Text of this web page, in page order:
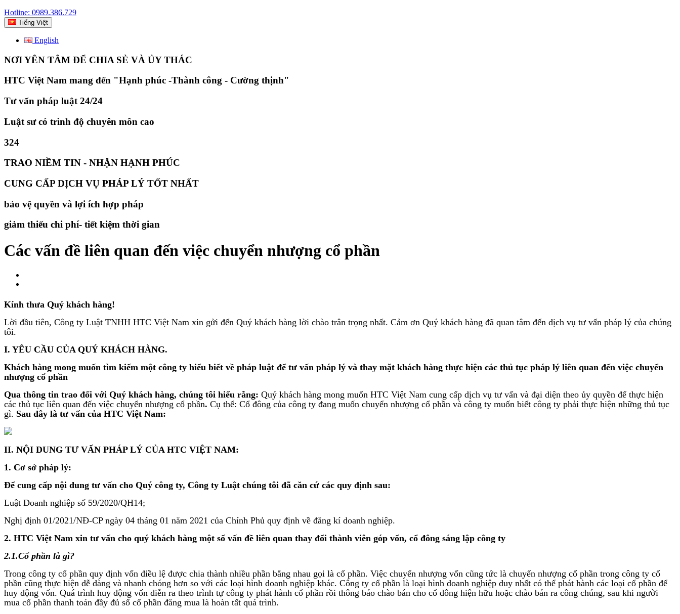
Hotline: 0989.386.729
Tiếng Việt
English
NƠI YÊN TÂM ĐỂ CHIA SẺ VÀ ỦY THÁC
HTC Việt Nam mang đến "Hạnh phúc -Thành công - Cường thịnh"
Tư vấn pháp luật 24/24
Luật sư có trình độ chuyên môn cao
324
TRAO NIỀM TIN - NHẬN HẠNH PHÚC
CUNG CẤP DỊCH VỤ PHÁP LÝ TỐT NHẤT
bảo vệ quyền và lợi ích hợp pháp
giảm thiếu chi phí- tiết kiệm thời gian
Các vấn đề liên quan đến việc chuyển nhượng cổ phần
Kính thưa Quý khách hàng!
Lời đầu tiên, Công ty Luật TNHH HTC Việt Nam xin gửi đến Quý khách hàng lời chào trân trọng nhất. Cảm ơn Quý khách hàng đã quan tâm đến dịch vụ tư vấn pháp lý của chúng
tôi.
I. YÊU CẦU CỦA QUÝ KHÁCH HÀNG.
Khách hàng mong muốn tìm kiếm một công ty hiểu biết về pháp luật để tư vấn pháp lý và thay mặt khách hàng thực hiện các thủ tục pháp lý liên quan đến việc chuyển
nhượng cổ phần
Qua thông tin trao đổi với Quý khách hàng, chúng tôi hiểu rằng: Quý khách hàng mong muốn HTC Việt Nam cung cấp dịch vụ tư vấn và đại diện theo ủy quyền để thực hiện
các thủ tục liên quan đến việc chuyển nhượng cổ phần. Cụ thể: Cổ đông của công ty đang muốn chuyển nhượng cổ phần và công ty muốn biết công ty phải thực hiện những thủ tục
gì. Sau đây là tư vấn của HTC Việt Nam:
II. NỘI DUNG TƯ VẤN PHÁP LÝ CỦA HTC VIỆT NAM:
1. Cơ sở pháp lý:
Để cung cấp nội dung tư vấn cho Quý công ty, Công ty Luật chúng tôi đã căn cứ các quy định sau:
Luật Doanh nghiệp số 59/2020/QH14;
Nghị định 01/2021/NĐ-CP ngày 04 tháng 01 năm 2021 của Chính Phủ quy định về đăng kí doanh nghiệp.
2. HTC Việt Nam xin tư vấn cho quý khách hàng một số vấn đề liên quan thay đổi thành viên góp vốn, cổ đông sáng lập công ty
2.1.Cổ phần là gì?
Trong công ty cổ phần quy định vốn điều lệ được chia thành nhiều phần bằng nhau gọi là cổ phần. Việc chuyển nhượng vốn cũng tức là chuyển nhượng cổ phần trong công ty cổ
phần cũng thực hiện dễ dàng và nhanh chóng hơn so với các loại hình doanh nghiệp khác. Công ty cổ phần là loại hình doanh nghiệp duy nhất có thể phát hành các loại cổ phần để
huy động vốn. Quá trình huy động vốn diễn ra theo trình tự công ty phát hành cổ phần rồi thông báo chào bán cho cổ đông hiện hữu hoặc chào bán ra công chúng, sau khi người
mua cổ phần thanh toán đầy đủ số cổ phần đăng mua là hoàn tất quá trình.